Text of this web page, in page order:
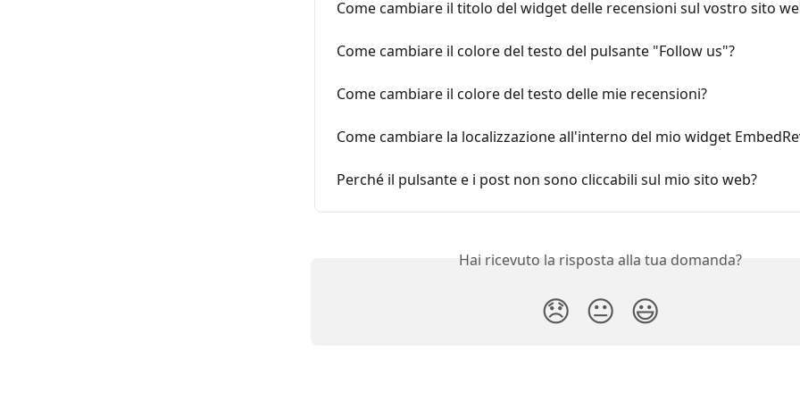
Come cambiare il titolo del widget delle recensioni sul vostro sito
Come cambiare il colore del testo del pulsante "Follow us"?
Come cambiare il colore del testo delle mie recensioni?
Come cambiare la localizzazione all'interno del mio widget
Perché il pulsante e i post non sono cliccabili sul mio sito web?
Hai ricevuto la risposta alla tua domanda?
😞 😐 😃